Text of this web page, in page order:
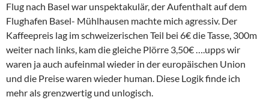
Flug nach Basel war unspektakulär, der Aufenthalt auf dem
Flughafen Basel- Mühlhausen machte mich agressiv. Der
Kaffeepreis lag im schweizerischen Teil bei 6€ die Tasse, 300m
weiter nach links, kam die gleiche Plörre 3,50€ ….upps wir
waren ja auch aufeinmal wieder in der europäischen Union
und die Preise waren wieder human. Diese Logik finde ich
mehr als grenzwertig und unlogisch.